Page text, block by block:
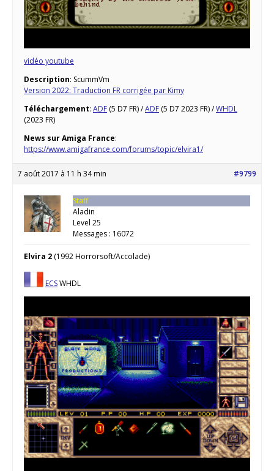
vidéo youtube
Description: ScummVm
Version 2022: Traduction FR corrigée par Kimy
Téléchargement: ADF (5 D7 FR) /ADF (5 D7 2023 FR) /WHDL
(2023 FR)
News sur Amiga France:
https://www.amigafrance.com/forums/topic/elvira1/
7 août 2017 à 11 h 34 min #9799
Staff
Aladin
Level 25
Messages : 16072
Elvira 2 (1992 Horrorsoft/Accolade)
ECSWHDL